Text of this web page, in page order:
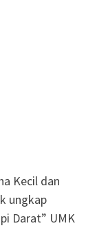
Kecil dan
ungkap
Darat” UMK